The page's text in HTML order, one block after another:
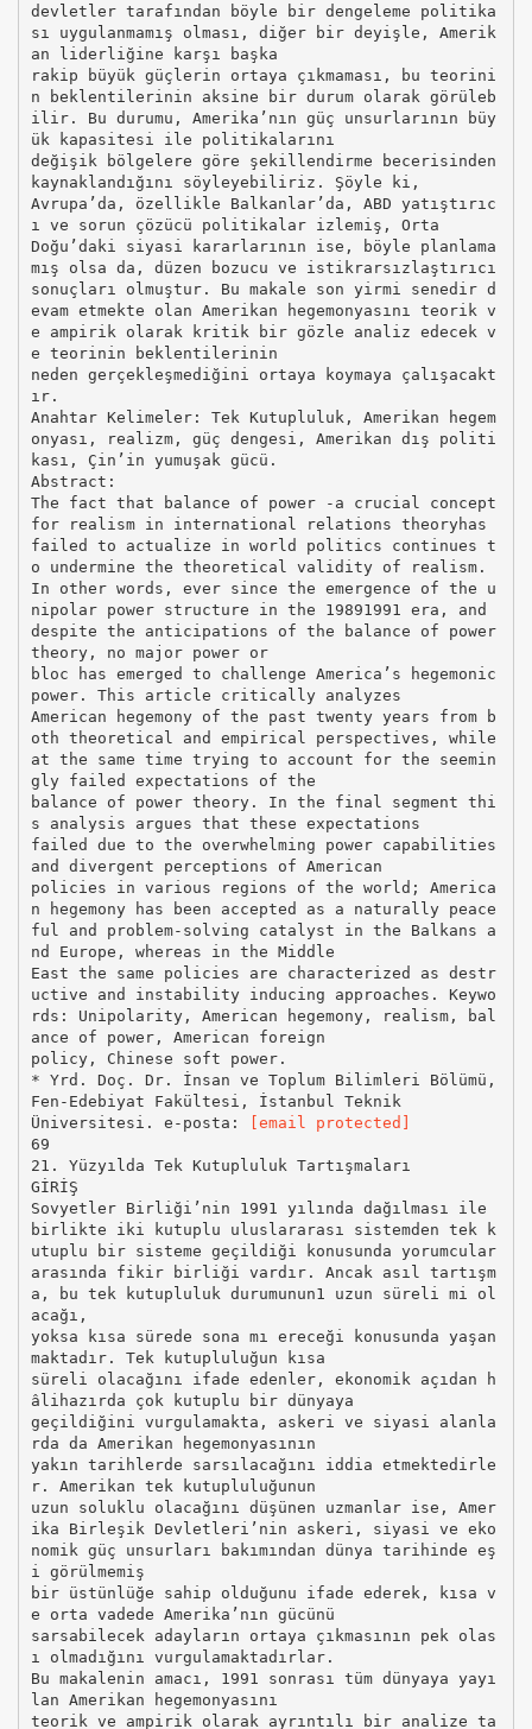
devletler tarafından böyle bir dengeleme politika
sı uygulanmamış olması, diğer bir deyişle, Amerik
an liderliğine karşı başka
rakip büyük güçlerin ortaya çıkmaması, bu teorini
n beklentilerinin aksine bir durum olarak görüleb
ilir. Bu durumu, Amerika’nın güç unsurlarının büy
ük kapasitesi ile politikalarını
değişik bölgelere göre şekillendirme becerisinden
kaynaklandığını söyleyebiliriz. Şöyle ki,
Avrupa’da, özellikle Balkanlar’da, ABD yatıştırıc
ı ve sorun çözücü politikalar izlemiş, Orta
Doğu’daki siyasi kararlarının ise, böyle planlama
mış olsa da, düzen bozucu ve istikrarsızlaştırıcı
sonuçları olmuştur. Bu makale son yirmi senedir d
evam etmekte olan Amerikan hegemonyasını teorik v
e ampirik olarak kritik bir gözle analiz edecek v
e teorinin beklentilerinin
neden gerçekleşmediğini ortaya koymaya çalışacakt
ır.
Anahtar Kelimeler: Tek Kutupluluk, Amerikan hegem
onyası, realizm, güç dengesi, Amerikan dış politi
kası, Çin’in yumuşak gücü.
Abstract:
The fact that balance of power -a crucial concept
for realism in international relations theoryhas
failed to actualize in world politics continues t
o undermine the theoretical validity of realism.
In other words, ever since the emergence of the u
nipolar power structure in the 19891991 era, and
despite the anticipations of the balance of power
theory, no major power or
bloc has emerged to challenge America’s hegemonic
power. This article critically analyzes
American hegemony of the past twenty years from b
oth theoretical and empirical perspectives, while
at the same time trying to account for the seemin
gly failed expectations of the
balance of power theory. In the final segment thi
s analysis argues that these expectations
failed due to the overwhelming power capabilities
and divergent perceptions of American
policies in various regions of the world; America
n hegemony has been accepted as a naturally peace
ful and problem-solving catalyst in the Balkans a
nd Europe, whereas in the Middle
East the same policies are characterized as destr
uctive and instability inducing approaches. Keywo
rds: Unipolarity, American hegemony, realism, bal
ance of power, American foreign
policy, Chinese soft power.
* Yrd. Doç. Dr. İnsan ve Toplum Bilimleri Bölümü,
Fen-Edebiyat Fakültesi, İstanbul Teknik
Üniversitesi. e-posta:
[email protected]